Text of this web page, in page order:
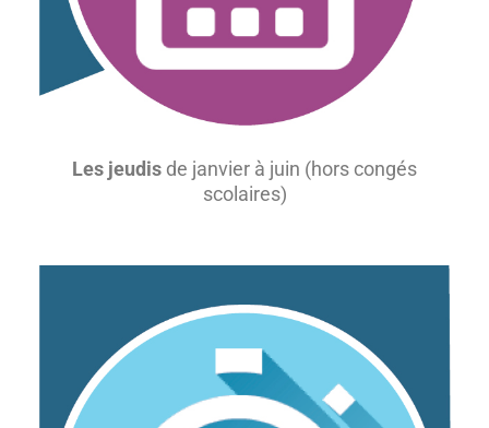
Les jeudis de janvier à juin (hors congés
scolaires)